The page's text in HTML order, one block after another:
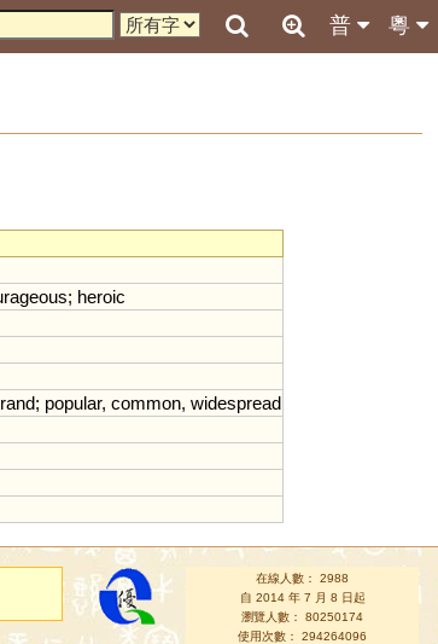
粵
普
; heroic
; popular, common, widespread
在線人數： 2988
自 2014 年 7 月 8 日起
瀏覽人數： 80250174
使用次數： 294264096